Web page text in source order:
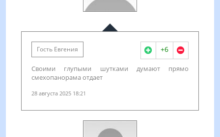
Гость Евгения +6
Своими глупыми шутками думают прямо
смехопанорама отдает
28 августа 2025 18:21